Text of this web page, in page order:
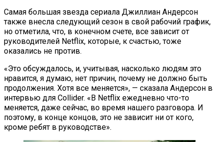
Самая большая звезда сериала Джиллиан Андерсон
также внесла следующий сезон в свой рабочий график,
но отметила, что, в конечном счете, все зависит от
руководителей Netflix, которые, к счастью, тоже
оказались не против.
«Это обсуждалось, и, учитывая, насколько людям это
нравится, я думаю, нет причин, почему не должно быть
продолжения. Хотя все меняется», — сказала Андерсон в
интервью для Collider. «В Netflix ежедневно что-то
меняется, даже сейчас, во время нашего разговора. И
поэтому, в конце концов, это не зависит ни от кого,
кроме ребят в руководстве».